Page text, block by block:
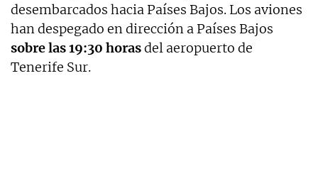
desembarcados hacia Países Bajos. Los aviones
han despegado en dirección a Países Bajos
sobre las 19:30 horasdel aeropuerto de
Tenerife Sur.